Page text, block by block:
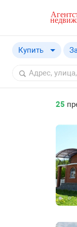
Купить
Купить
Снять
25